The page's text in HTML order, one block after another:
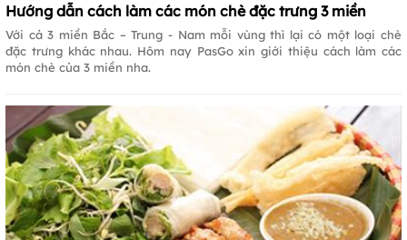
Hướng dẫn cách làm các món chè đặc trưng 3 miền
Với cả 3 miền Bắc – Trung - Nam mỗi vùng thì lại có một loại chè
đặc trưng khác nhau. Hôm nay PasGo xin giới thiệu cách làm các
món chè của 3 miền nha.